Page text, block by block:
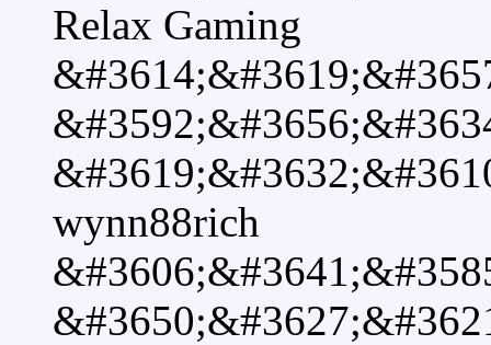
Relax Gaming
wynn88rich